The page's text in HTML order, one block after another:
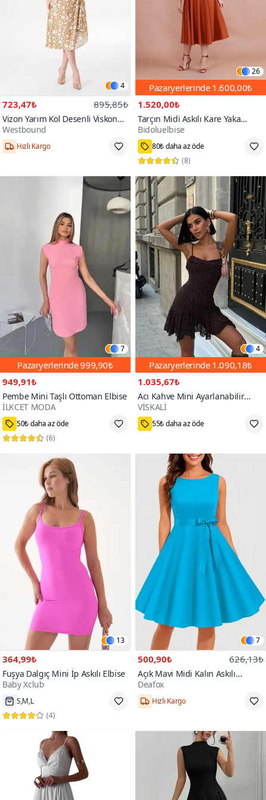
4
723,47₺ 895,85₺
Vizon Yarım Kol Desenli Viskon
Yazlık Plaj Ev Tatil Midi Elbise
Westbound
Hızlı Kargo
26
Pazaryerlerinde 1.600,00₺
1.520,00₺
Tarçın Midi Askılı Kare Yaka
Elbise
Bidoluelbise
100+
80₺ daha az öde
(8)
7
Pazaryerlerinde999,90₺
949,91₺
Pembe Mini Taşlı Ottoman Elbise
İLKCET MODA
70+
50₺ daha az öde
(6)
4
Pazaryerlerinde 1.090,18₺
1.035,67₺
Acı Kahve Mini Ayarlanabilir
Askılı Dantel Güpürlü Kloş Elbise
VİSKALİ
500+
55₺ daha az öde
13
364,99₺
Fuşya Dalgıç Mini İp Askılı Elbise
Baby Xclub
100+
S,M,L
(4)
7
500,90₺ 626,13₺
Açık Mavi Midi Kalın Askılı
Yuvarlak Yaka Kuşaklı Pileli Krep
Kumaş Elbise
Deafox
Hızlı Kargo